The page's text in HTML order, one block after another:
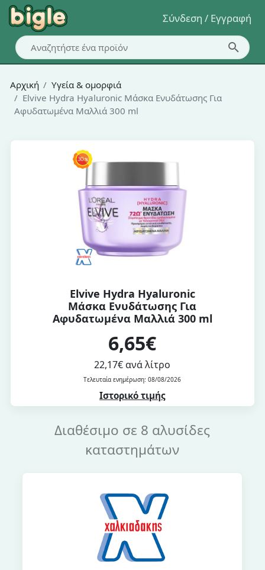
Σύνδεση / Εγγραφή
Αρχική
Υγεία & ομορφιά
Elvive Hydra Hyaluronic Μάσκα Ενυδάτωσης Για
Αφυδατωμένα Μαλλιά 300 ml
Elvive Hydra Hyaluronic
Μάσκα Ενυδάτωσης Για
Αφυδατωμένα Μαλλιά 300 ml
6,65€
22,17€ ανά λίτρο
Τελευταία ενημέρωση: 08/08/2026
Ιστορικό τιμής
Διαθέσιμο σε 8 αλυσίδες
καταστημάτων